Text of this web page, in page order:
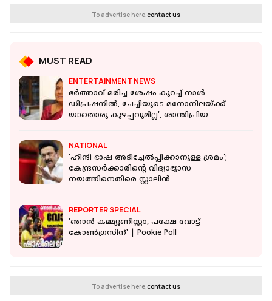
To advertise here,contact us
MUST READ
ENTERTAINMENT NEWS
ഭർത്താവ് മരിച്ച ശേഷം കുറച്ച് നാൾ
ഡിപ്രഷനിൽ, ചേച്ചിയുടെ മനോനിലയ്ക്ക്
യാതൊരു കുഴപ്പവുമില്ല', ശാന്തിപ്രിയ
NATIONAL
'ഹിന്ദി ഭാഷ അടിച്ചേൽപ്പിക്കാനുള്ള ശ്രമം';
കേന്ദ്രസർക്കാരിൻ്റെ വിദ്യാഭ്യാസ
നയത്തിനെതിരെ സ്റ്റാലിൻ
REPORTER SPECIAL
'ഞാൻ കമ്മ്യൂണിസ്റ്റാ, പക്ഷേ വോട്ട്
കോൺഗ്രസിന്' | Pookie Poll
To advertise here,contact us